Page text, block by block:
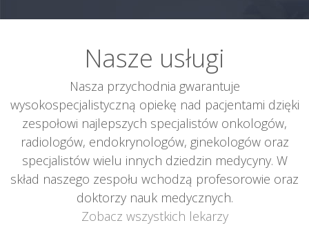
Nasze usługi
Nasza przychodnia gwarantuje
wysokospecjalistyczną opiekę nad pacjentami dzięki
zespołowi najlepszych specjalistów onkologów,
radiologów, endokrynologów, ginekologów oraz
specjalistów wielu innych dziedzin medycyny. W
skład naszego zespołu wchodzą profesorowie oraz
doktorzy nauk medycznych.
Zobacz wszystkich lekarzy